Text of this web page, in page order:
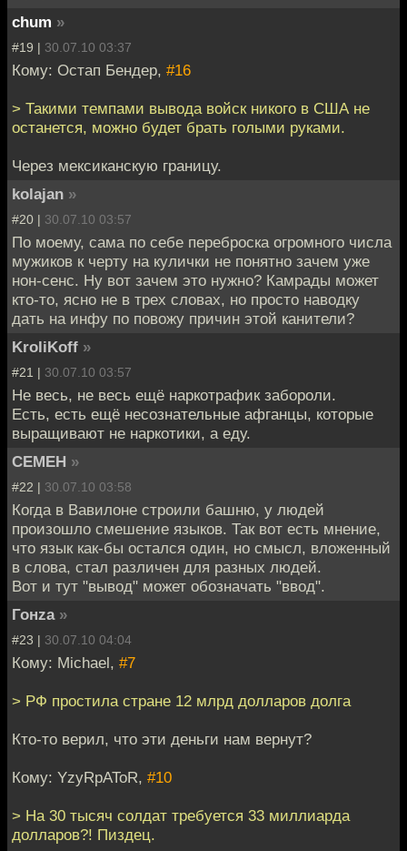
chum »
#19 | 30.07.10 03:37
Кому: Остап Бендер, #16
> Такими темпами вывода войск никого в США не
останется, можно будет брать голыми руками.
Через мексиканскую границу.
kolajan »
#20 | 30.07.10 03:57
По моему, сама по себе переброска огромного числа
мужиков к черту на кулички не понятно зачем уже
нон-сенс. Ну вот зачем это нужно? Камрады может
кто-то, ясно не в трех словах, но просто наводку
дать на инфу по повожу причин этой канители?
KroliKoff »
#21 | 30.07.10 03:57
Не весь, не весь ещё наркотрафик забороли.
Есть, есть ещё несознательные афганцы, которые
выращивают не наркотики, а еду.
CEMEH »
#22 | 30.07.10 03:58
Когда в Вавилоне строили башню, у людей
произошло смешение языков. Так вот есть мнение,
что язык как-бы остался один, но смысл, вложенный
в слова, стал различен для разных людей.
Вот и тут "вывод" может обозначать "ввод".
Гонzа »
#23 | 30.07.10 04:04
Кому: Мichael, #7
> РФ простила стране 12 млрд долларов долга
Кто-то верил, что эти деньги нам вернут?
Кому: YzyRpAToR, #10
> На 30 тысяч солдат требуется 33 миллиарда
долларов?! Пиздец.